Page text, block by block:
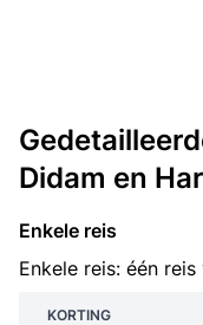
Didam en
Enkele reis
Enkele reis: één
KORTING